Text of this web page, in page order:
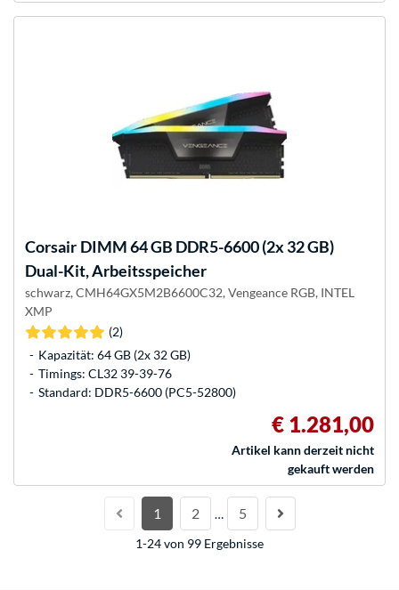
Corsair DIMM 64 GB DDR5-6600 (2x 32 GB)
Dual-Kit, Arbeitsspeicher
schwarz, CMH64GX5M2B6600C32, Vengeance RGB, INTEL
XMP
(2)
Kapazität: 64 GB (2x 32 GB)
Timings: CL32 39-39-76
Standard: DDR5-6600 (PC5-52800)
€ 1.281,00
Artikel kann derzeit nicht
gekauft werden
1 2 … 5
1-24 von 99 Ergebnisse